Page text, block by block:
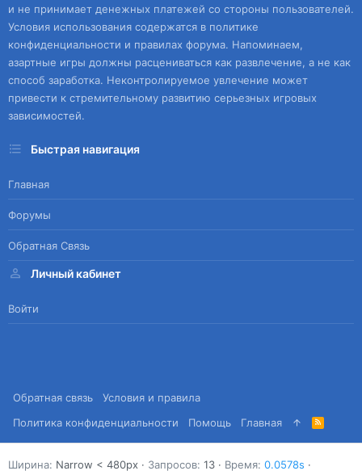
и не принимает денежных платежей со стороны пользователей.
Условия использования содержатся в политике
конфиденциальности и правилах форума. Напоминаем,
азартные игры должны расцениваться как развлечение, а не как
способ заработка. Неконтролируемое увлечение может
привести к стремительному развитию серьезных игровых
зависимостей.
Быстрая навигация
Главная
Форумы
Обратная Связь
Личный кабинет
Войти
Обратная связь
Условия и правила
Политика конфиденциальности
Помощь Главная
R
S
S
Ширина Запросов 13 Время 0.0578s